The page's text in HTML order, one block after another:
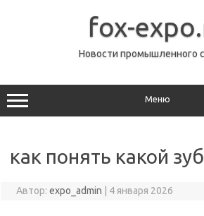
fox-
Новости промышленного
Меню
как понять какой
Автор: expo_admin 4 января 2026